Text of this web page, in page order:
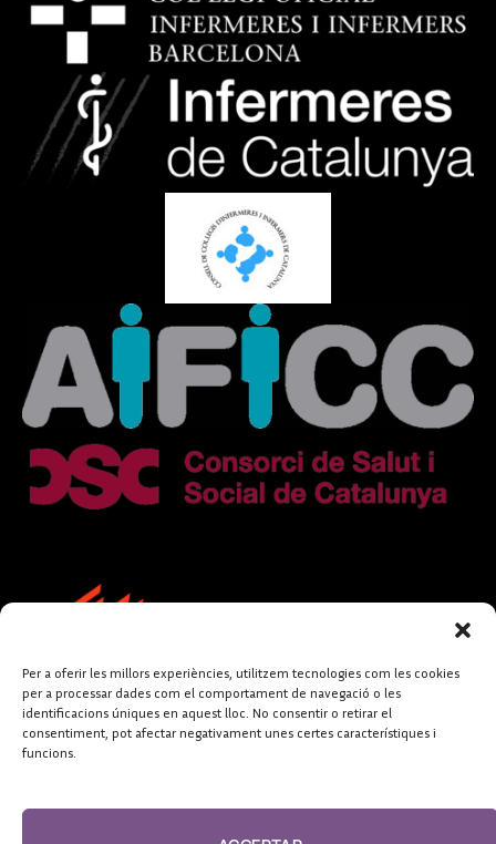
Per a oferir les millors experiències, utilitzem tecnologies com les cookies
per a processar dades com el comportament de navegació o les
identificacions úniques en aquest lloc. No consentir o retirar el
consentiment, pot afectar negativament unes certes característiques i
funcions.
FUNDACIÓ